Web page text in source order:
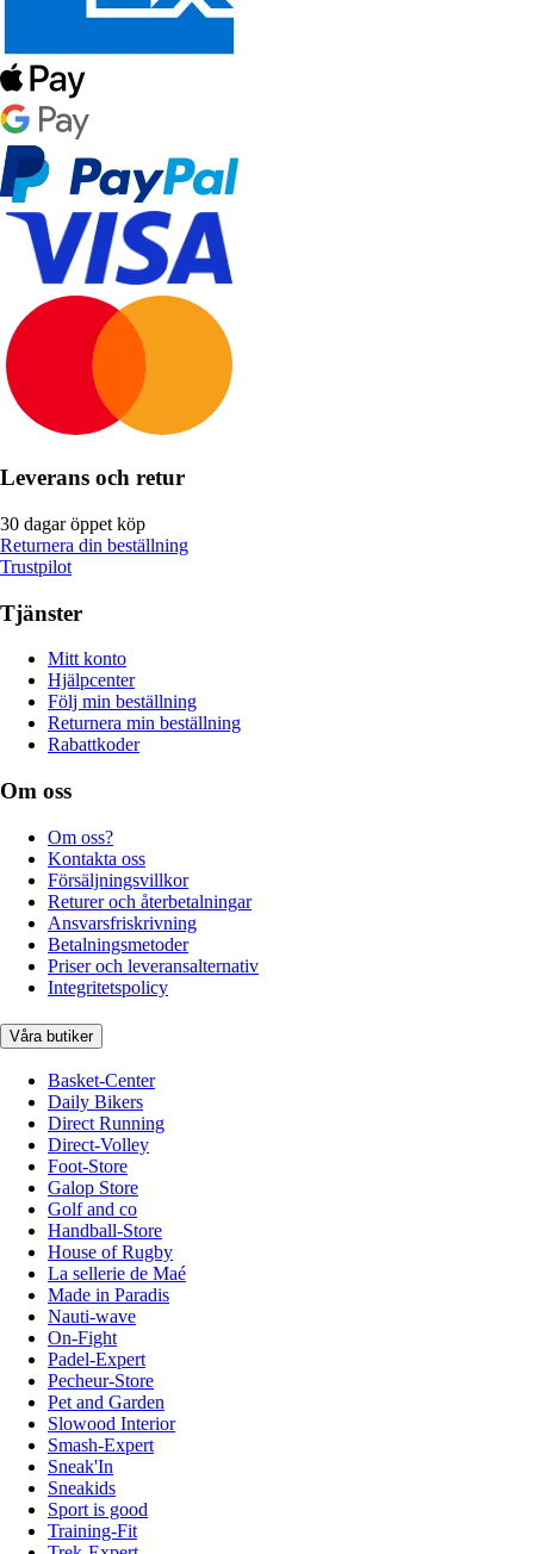
Leverans och retur
30 dagar öppet köp
Returnera din beställning
Trustpilot
Tjänster
Mitt konto
Hjälpcenter
Följ min beställning
Returnera min beställning
Rabattkoder
Om oss
Om oss?
Kontakta oss
Försäljningsvillkor
Returer och återbetalningar
Ansvarsfriskrivning
Betalningsmetoder
Priser och leveransalternativ
Integritetspolicy
Våra butiker
Basket-Center
Daily Bikers
Direct Running
Direct-Volley
Foot-Store
Galop Store
Golf and co
Handball-Store
House of Rugby
La sellerie de Maé
Made in Paradis
Nauti-wave
On-Fight
Padel-Expert
Pecheur-Store
Pet and Garden
Slowood Interior
Smash-Expert
Sneak'In
Sneakids
Sport is good
Training-Fit